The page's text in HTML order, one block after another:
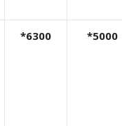
*6300 *5000